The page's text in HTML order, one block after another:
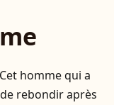
homme qui a
rebondir après